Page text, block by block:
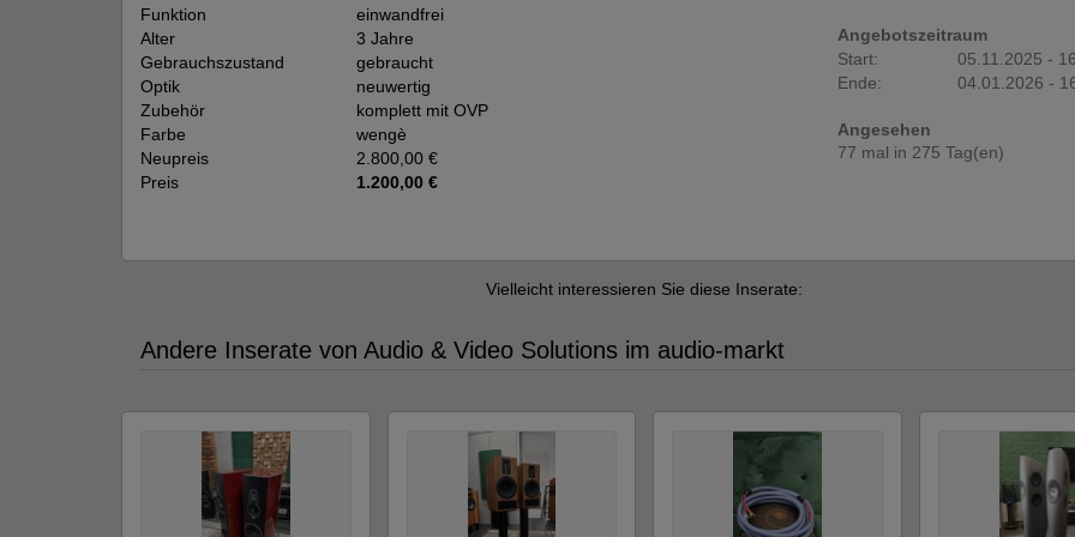
Funktion
einwandfrei
Alter
3 Jahre
Gebrauchszustand
gebraucht
Optik
neuwertig
Zubehör
komplett mit OVP
Farbe
wengè
Neupreis
2.800,00 €
Preis
1.200,00 €
Angebotszeitraum
Start:
05.11.2025 -
Ende:
04.01.2026 -
Angesehen
77 mal in 275 Tag(en)
Vielleicht interessieren Sie diese Inserate:
Andere Inserate von Audio & Video Solutions im audio-markt